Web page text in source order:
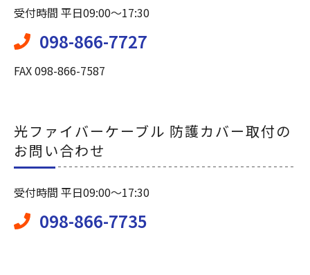
受付時間 平日09:00～17:30
098-866-7727
FAX 098-866-7587
光ファイバーケーブル 防護カバー取付の
お問い合わせ
受付時間 平日09:00～17:30
098-866-7735